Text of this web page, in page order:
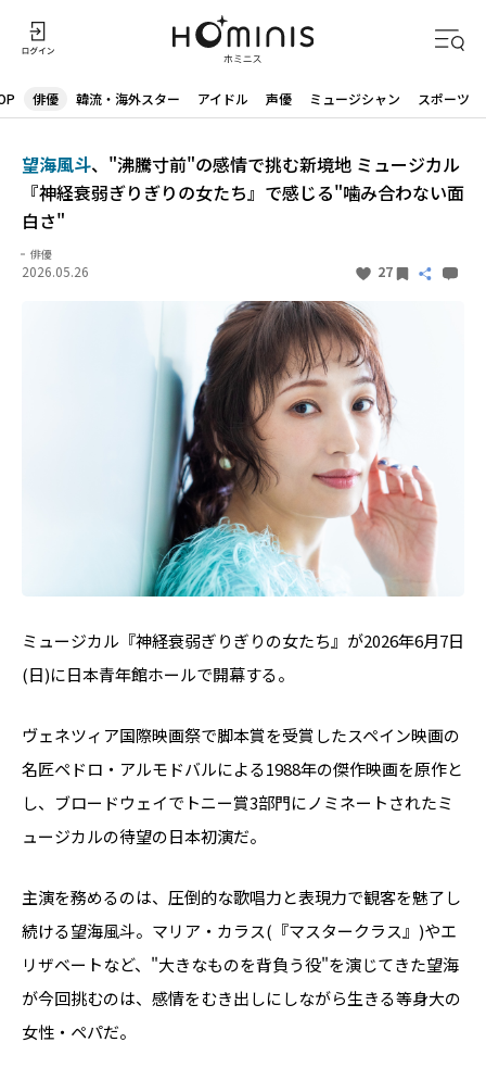
俳優 韓流・海外スター アイドル 声優 ミュージシャン スポーツ
望海風斗、"沸騰寸前"の感情で挑む新境地 ミュージカル
『神経衰弱ぎりぎりの女たち』で感じる"噛み合わない面
白さ"
俳優
2026.05.26 27
ミュージカル『神経衰弱ぎりぎりの女たち』が2026年6月7日
(日)に日本青年館ホールで開幕する。
ヴェネツィア国際映画祭で脚本賞を受賞したスペイン映画の
名匠ペドロ・アルモドバルによる1988年の傑作映画を原作と
し、ブロードウェイでトニー賞3部門にノミネートされたミ
ュージカルの待望の日本初演だ。
主演を務めるのは、圧倒的な歌唱力と表現力で観客を魅了し
続ける望海風斗。マリア・カラス(『マスタークラス』)やエ
リザベートなど、"大きなものを背負う役"を演じてきた望海
が今回挑むのは、感情をむき出しにしながら生きる等身大の
女性・ペパだ。